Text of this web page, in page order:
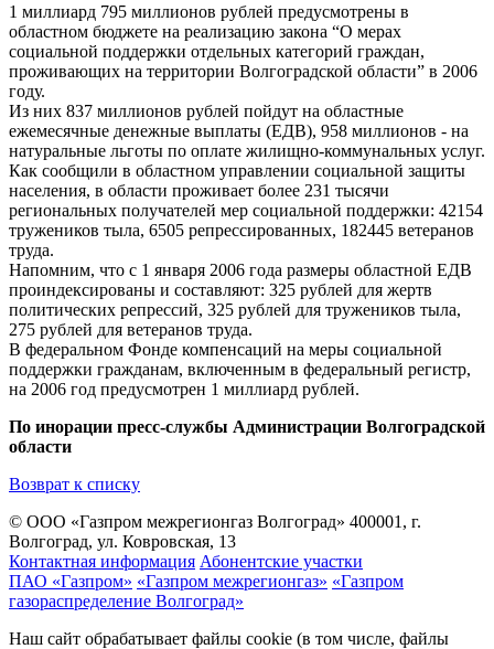
1 миллиард 795 миллионов рублей предусмотрены в
областном бюджете на реализацию закона “О мерах
социальной поддержки отдельных категорий граждан,
проживающих на территории Волгоградской области” в 2006
году.
Из них 837 миллионов рублей пойдут на областные
ежемесячные денежные выплаты (ЕДВ), 958 миллионов - на
натуральные льготы по оплате жилищно-коммунальных услуг.
Как сообщили в областном управлении социальной защиты
населения, в области проживает более 231 тысячи
региональных получателей мер социальной поддержки: 42154
тружеников тыла, 6505 репрессированных, 182445 ветеранов
труда.
Напомним, что с 1 января 2006 года размеры областной ЕДВ
проиндексированы и составляют: 325 рублей для жертв
политических репрессий, 325 рублей для тружеников тыла,
275 рублей для ветеранов труда.
В федеральном Фонде компенсаций на меры социальной
поддержки гражданам, включенным в федеральный регистр,
на 2006 год предусмотрен 1 миллиард рублей.
По инорации пресс-службы Администрации Волгоградской
области
Возврат к списку
© ООО «Газпром межрегионгаз Волгоград» 400001, г.
Волгоград, ул. Ковровская, 13
Контактная информация Абонентские участки
ПАО «Газпром» «Газпром межрегионгаз» «Газпром
газораспределение Волгоград»
Наш сайт обрабатывает файлы cookie (в том числе, файлы